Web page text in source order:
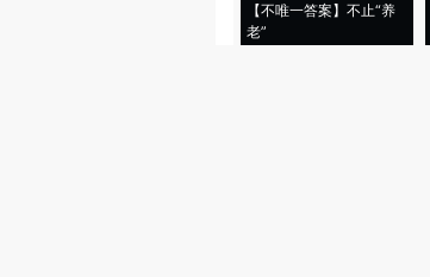
【不唯一答案】不止“养
老”